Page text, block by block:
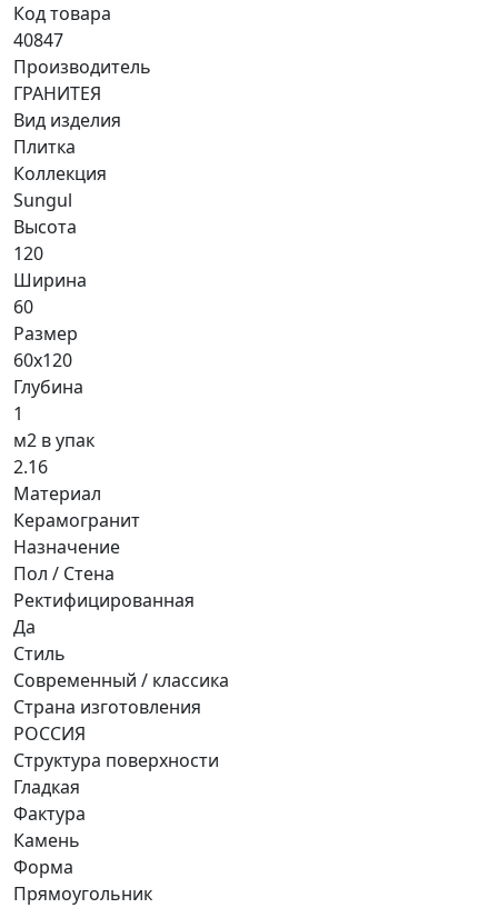
Код товара
40847
Производитель
ГРАНИТЕЯ
Вид изделия
Плитка
Коллекция
Sungul
Высота
120
Ширина
60
Размер
60x120
Глубина
1
м2 в упак
2.16
Материал
Керамогранит
Назначение
Пол / Стена
Ректифицированная
Да
Стиль
Современный / классика
Страна изготовления
РОССИЯ
Структура поверхности
Гладкая
Фактура
Камень
Форма
Прямоугольник